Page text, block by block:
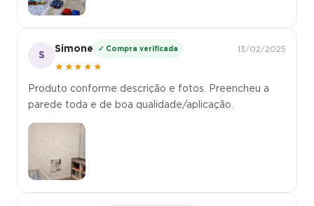
S
Simone ✓ Compra verificada
★★★★★
13/02/2025
Produto conforme descrição e fotos. Preencheu a
parede toda e de boa qualidade/aplicação.